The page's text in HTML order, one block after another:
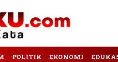
POLITIK EKONOMI